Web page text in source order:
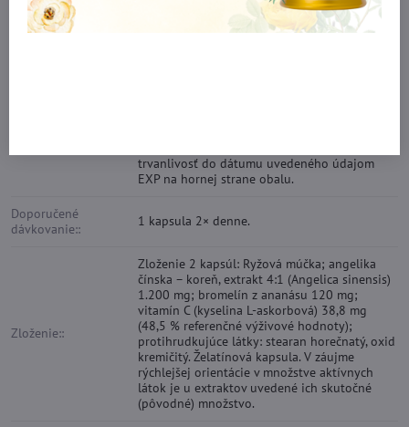
Balenie: :
trvanlivosť do dátumu uvedeného údajom
EXP na hornej strane obalu.
Doporučené
dávkovanie::
1 kapsula 2× denne.
Zloženie::
Zloženie 2 kapsúl: Ryžová múčka; angelika
čínska – koreň, extrakt 4:1 (Angelica sinensis)
1.200 mg; bromelín z ananásu 120 mg;
vitamín C (kyselina L-askorbová) 38,8 mg
(48,5 % referenčné výživové hodnoty);
protihrudkujúce látky: stearan horečnatý, oxid
kremičitý. Želatínová kapsula. V záujme
rýchlejšej orientácie v množstve aktívnych
látok je u extraktov uvedené ich skutočné
(pôvodné) množstvo.